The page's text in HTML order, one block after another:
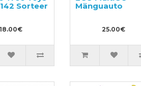
Sorteer
18.00€
Mänguauto
25.00€